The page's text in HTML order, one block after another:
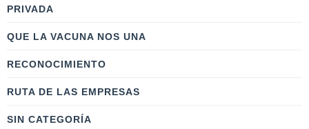
PRIVADA
QUE LA VACUNA NOS UNA
RECONOCIMIENTO
RUTA DE LAS EMPRESAS
SIN CATEGORÍA